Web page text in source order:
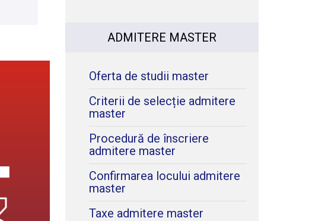
ADMITERE MASTER
Oferta de studii master
Criterii de selecție admitere
master
Procedură de înscriere
admitere master
Confirmarea locului admitere
master
Taxe admitere master